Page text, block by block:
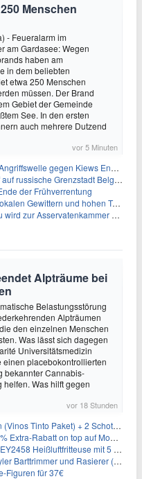
Menschen
- Feueralarm im
am Gardasee: Wegen
haben am
in dem beliebten
etwa 250 Menschen
müssen. Der Brand
Gebiet der Gemeinde
See. In den ersten
auch mehrere Dutzend
vor 5 Minuten
gegen Kiews Energieinfrastruktur
russische Grenzstadt Belgorod
der Frühverrentung
Gewittern und hohen Temperaturen
Asservatenkammer der Geschichte
Alpträume bei
Belastungsstörung
Alpträumen
den einzelnen Menschen
Was lässt sich dagegen
Universitätsmedizin
einen placebokontrollierten
bekannter Cannabis-
helfen. Was hilft gegen
vor 18 Stunden
+ 2 Schott Zwiesel Gläser für 25,99€ inkl. Versand
on top auf Mode- und Sport-Artikel
Heißluftfritteuse mit 5 Litern für 64,99€
und Rasierer (All in One) für 16€
Figuren für 37€